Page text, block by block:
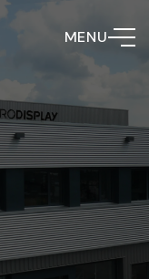
MENU